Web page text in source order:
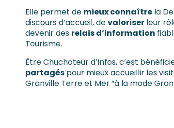
Elle permet de mieux connaître la
discours d’accueil, devaloriser leur
devenir des relais d’information
Tourisme.
Être Chuchoteur d’Infos, c’est
partagés pour mieux accueillir les
Granville Terre et Mer “à la mode